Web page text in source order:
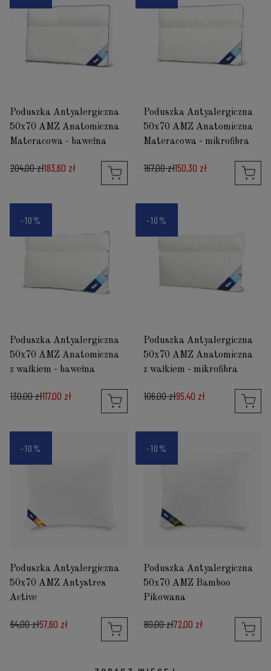
Poduszka Antyalergiczna
50x70 AMZ Anatomiczna
Materacowa - bawełna
204,00 zł183,60 zł
Poduszka Antyalergiczna
50x70 AMZ Anatomiczna
Materacowa - mikrofibra
167,00 zł150,30 zł
Poduszka Antyalergiczna
50x70 AMZ Anatomiczna
z wałkiem - bawełna
130,00 zł117,00 zł
-10%
Poduszka Antyalergiczna
50x70 AMZ Anatomiczna
z wałkiem - mikrofibra
106,00 zł95,40 zł
-10%
Poduszka Antyalergiczna
50x70 AMZ Antystres
Active
64,00 zł57,60 zł
-10%
Poduszka Antyalergiczna
50x70 AMZ Bamboo
Pikowana
80,00 zł72,00 zł
-10%